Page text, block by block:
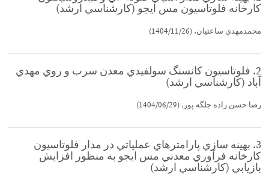
كارخانه فلوتاسيون مس ايجو (كارشناسي ارشد)
محمدمهدي ساعتيان، (1404/11/26)
2. فلوتاسيون كانسنگ سولفيدي معدن سرب و روي مهدي
آباد (كارشناسي ارشد)
رضا حسن زاده جلگه پور، (1404/06/29)
3. بهينه سازي پارامترهاي عملياتي در مدار فلوتاسيون
كارخانه فرآوري معدني مس ايجو به منظور افزايش
بازيابي (كارشناسي ارشد)